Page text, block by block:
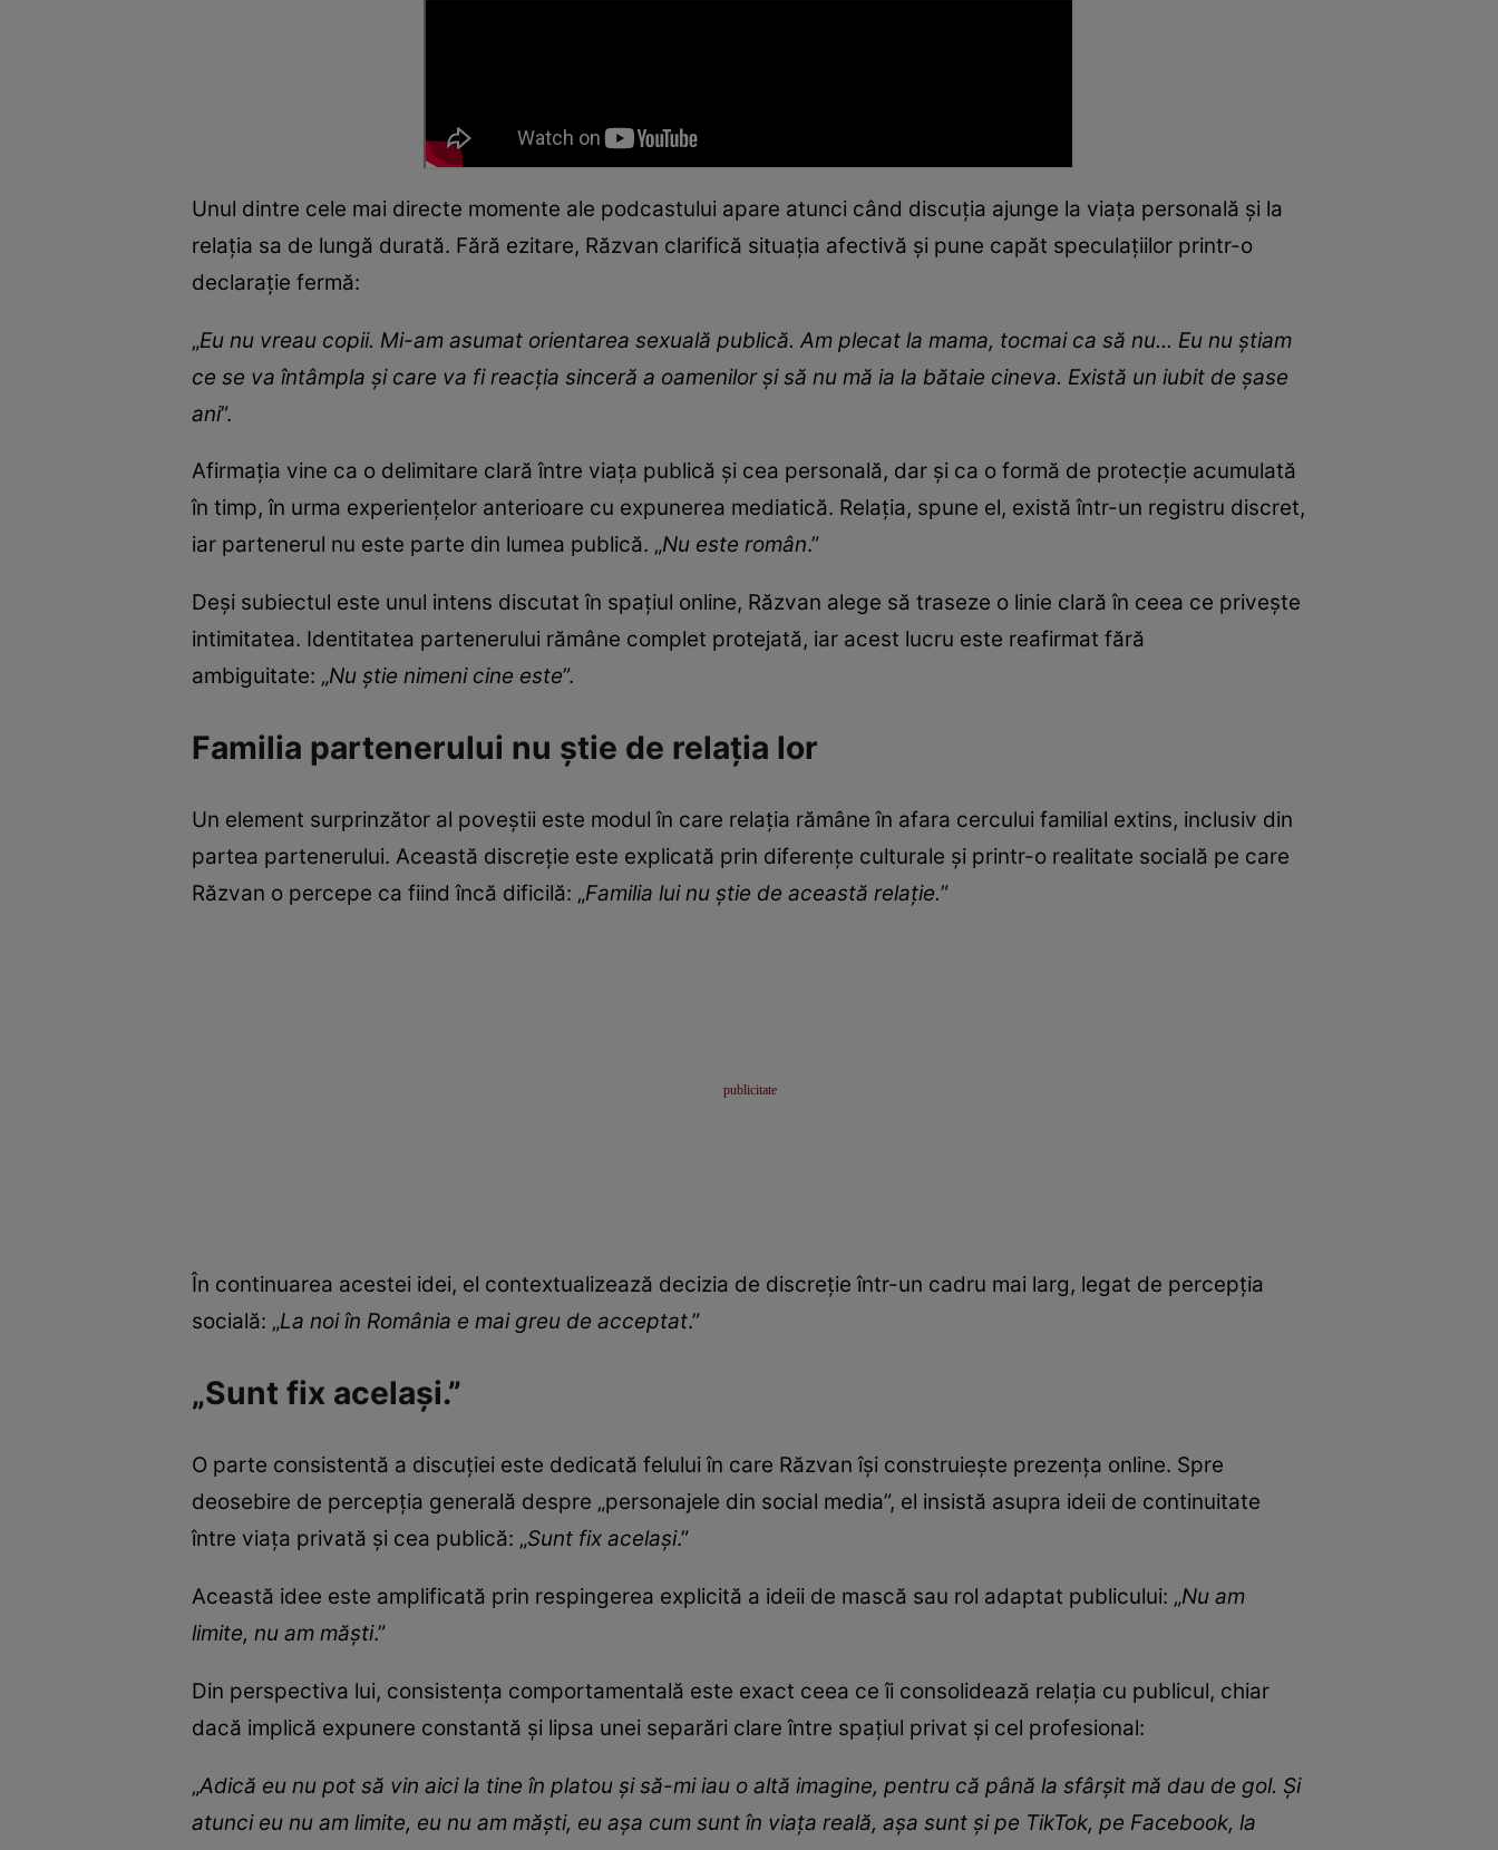
Unul dintre cele mai directe momente ale podcastului apare atunci când discuția ajunge la viața personală și la
relația sa de lungă durată. Fără ezitare, Răzvan clarifică situația afectivă și pune capăt speculațiilor printr-o
declarație fermă:
„Eu nu vreau copii. Mi-am asumat orientarea sexuală publică. Am plecat la mama, tocmai ca să nu... Eu nu știam
ce se va întâmpla și care va fi reacția sinceră a oamenilor și să nu mă ia la bătaie cineva. Există un iubit de șase
ani”.
Afirmația vine ca o delimitare clară între viața publică și cea personală, dar și ca o formă de protecție acumulată
în timp, în urma experiențelor anterioare cu expunerea mediatică. Relația, spune el, există într-un registru discret,
iar partenerul nu este parte din lumea publică. „Nu este român.”
Deși subiectul este unul intens discutat în spațiul online, Răzvan alege să traseze o linie clară în ceea ce privește
intimitatea. Identitatea partenerului rămâne complet protejată, iar acest lucru este reafirmat fără
ambiguitate: „Nu știe nimeni cine este”.
Familia partenerului nu știe de relația lor
Un element surprinzător al poveștii este modul în care relația rămâne în afara cercului familial extins, inclusiv din
partea partenerului. Această discreție este explicată prin diferențe culturale și printr-o realitate socială pe care
Răzvan o percepe ca fiind încă dificilă: „Familia lui nu știe de această relație.”
În continuarea acestei idei, el contextualizează decizia de discreție într-un cadru mai larg, legat de percepția
socială: „La noi în România e mai greu de acceptat.”
„Sunt fix același.”
O parte consistentă a discuției este dedicată felului în care Răzvan își construiește prezența online. Spre
deosebire de percepția generală despre „personajele din social media”, el insistă asupra ideii de continuitate
între viața privată și cea publică: „Sunt fix același.”
Această idee este amplificată prin respingerea explicită a ideii de mască sau rol adaptat publicului: „Nu am
limite, nu am măști.”
Din perspectiva lui, consistența comportamentală este exact ceea ce îi consolidează relația cu publicul, chiar
dacă implică expunere constantă și lipsa unei separări clare între spațiul privat și cel profesional:
„Adică eu nu pot să vin aici la tine în platou și să-mi iau o altă imagine, pentru că până la sfârșit mă dau de gol. Și
atunci eu nu am limite, eu nu am măști, eu așa cum sunt în viața reală, așa sunt și pe TikTok, pe Facebook, la